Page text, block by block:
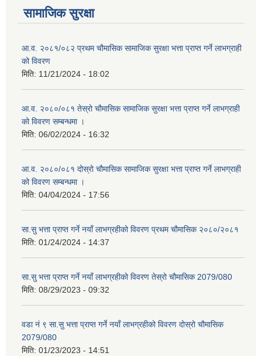
सामाजिक सुरक्षा
आ.व. २०८१/०८२ प्रथम चौमासिक सामाजिक सुरक्षा भत्ता प्राप्त गर्ने लाभग्राही
को विवरण
मिति: 11/21/2024 - 18:02
आ.व. २०८०/०८१ तेस्रो चौमासिक सामाजिक सुरक्षा भत्ता प्राप्त गर्ने लाभग्राही
को विवरण सम्बन्धमा ।
मिति: 06/02/2024 - 16:32
आ.व. २०८०/०८१ दोस्रो चौमासिक सामाजिक सुरक्षा भत्ता प्राप्त गर्ने लाभग्राही
को विवरण सम्बन्धमा ।
मिति: 04/04/2024 - 17:56
सा.सु भत्ता प्राप्त गर्ने नयाँ लाभग्रहीको विवरण प्रथम चौमासिक २०८०/२०८१
मिति: 01/24/2024 - 14:37
सा.सु भत्ता प्राप्त गर्ने नयाँ लाभग्रहीको विवरण तेस्रो चौमासिक 2079/080
मिति: 08/29/2023 - 09:32
वडा नं ९ सा.सु भत्ता प्राप्त गर्ने नयाँ लाभग्रहीको विवरण दोस्रो चौमासिक
2079/080
मिति: 01/23/2023 - 14:51